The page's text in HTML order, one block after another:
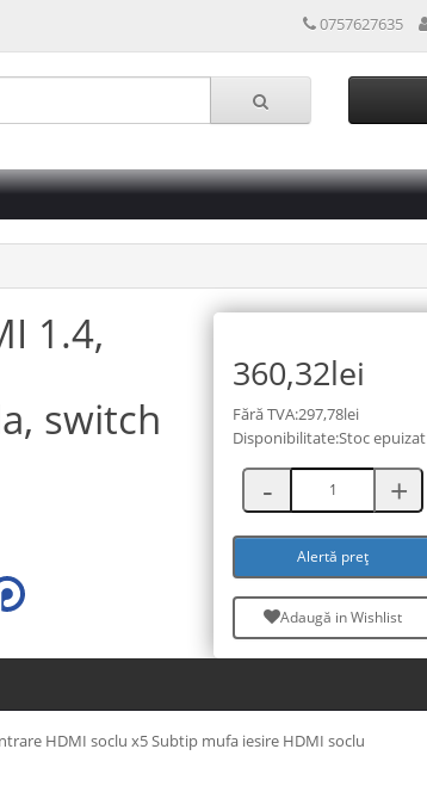
0757627635
1.4,
switch
360,32lei
Fără TVA:297,78lei
Disponibilitate:Stoc epuizat
Alertă preț
Adaugă in Wishlist
HDMI soclu x5 Subtip mufa iesire HDMI soclu